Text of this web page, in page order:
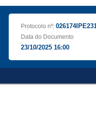
Protocolo nº:
Data do Documento
23/10/2025 16:00